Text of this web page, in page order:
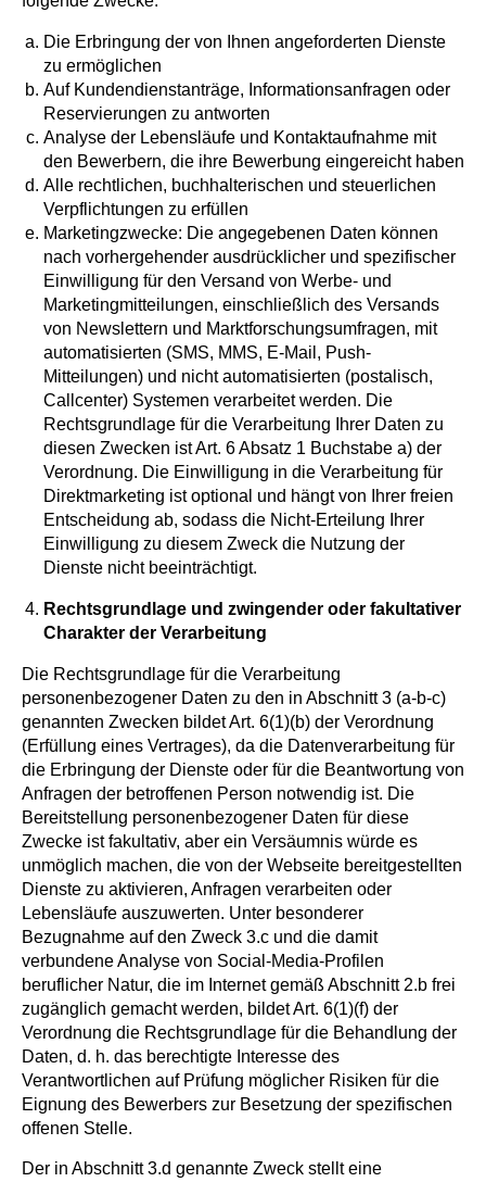
Die Erbringung der von Ihnen angeforderten Dienste
zu ermöglichen
Auf Kundendienstanträge, Informationsanfragen oder
Reservierungen zu antworten
Analyse der Lebensläufe und Kontaktaufnahme mit
den Bewerbern, die ihre Bewerbung eingereicht haben
Alle rechtlichen, buchhalterischen und steuerlichen
Verpflichtungen zu erfüllen
Marketingzwecke: Die angegebenen Daten können
nach vorhergehender ausdrücklicher und spezifischer
Einwilligung für den Versand von Werbe- und
Marketingmitteilungen, einschließlich des Versands
von Newslettern und Marktforschungsumfragen, mit
automatisierten (SMS, MMS, E-Mail, Push-
Mitteilungen) und nicht automatisierten (postalisch,
Callcenter) Systemen verarbeitet werden. Die
Rechtsgrundlage für die Verarbeitung Ihrer Daten zu
diesen Zwecken ist Art. 6 Absatz 1 Buchstabe a) der
Verordnung. Die Einwilligung in die Verarbeitung für
Direktmarketing ist optional und hängt von Ihrer freien
Entscheidung ab, sodass die Nicht-Erteilung Ihrer
Einwilligung zu diesem Zweck die Nutzung der
Dienste nicht beeinträchtigt.
Rechtsgrundlage und zwingender oder fakultativer
Charakter der Verarbeitung
Die Rechtsgrundlage für die Verarbeitung
personenbezogener Daten zu den in Abschnitt 3 (a-b-c)
genannten Zwecken bildet Art. 6(1)(b) der Verordnung
(Erfüllung eines Vertrages), da die Datenverarbeitung für
die Erbringung der Dienste oder für die Beantwortung von
Anfragen der betroffenen Person notwendig ist. Die
Bereitstellung personenbezogener Daten für diese
Zwecke ist fakultativ, aber ein Versäumnis würde es
unmöglich machen, die von der Webseite bereitgestellten
Dienste zu aktivieren, Anfragen verarbeiten oder
Lebensläufe auszuwerten. Unter besonderer
Bezugnahme auf den Zweck 3.c und die damit
verbundene Analyse von Social-Media-Profilen
beruflicher Natur, die im Internet gemäß Abschnitt 2.b frei
zugänglich gemacht werden, bildet Art. 6(1)(f) der
Verordnung die Rechtsgrundlage für die Behandlung der
Daten, d. h. das berechtigte Interesse des
Verantwortlichen auf Prüfung möglicher Risiken für die
Eignung des Bewerbers zur Besetzung der spezifischen
offenen Stelle.
Der in Abschnitt 3.d genannte Zweck stellt eine